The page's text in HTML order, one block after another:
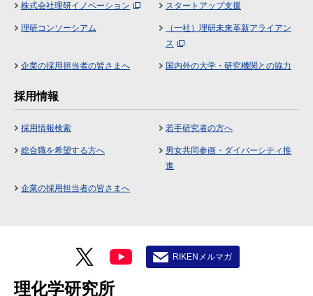
株式会社理研イノベーション スタートアップ支援
理研コンソーシアム
（一社）理研未来革新アライアン
ス
企業の採用担当者の皆さまへ 国内外の大学・研究機関との協力
採用情報
採用情報検索 若手研究者の方へ
総合職を希望する方へ
男女共同参画・ダイバーシティ推
進
企業の採用担当者の皆さまへ
理化学研究所
RIKENメルマガ